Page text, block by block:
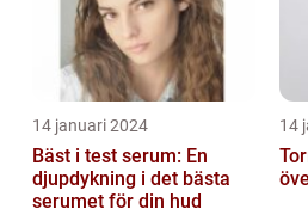
14 januari 2024
Bäst i test serum: En
djupdykning i det bästa
serumet för din hud
14